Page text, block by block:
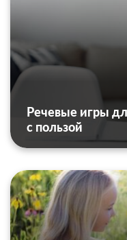
Речевые игры
с пользой